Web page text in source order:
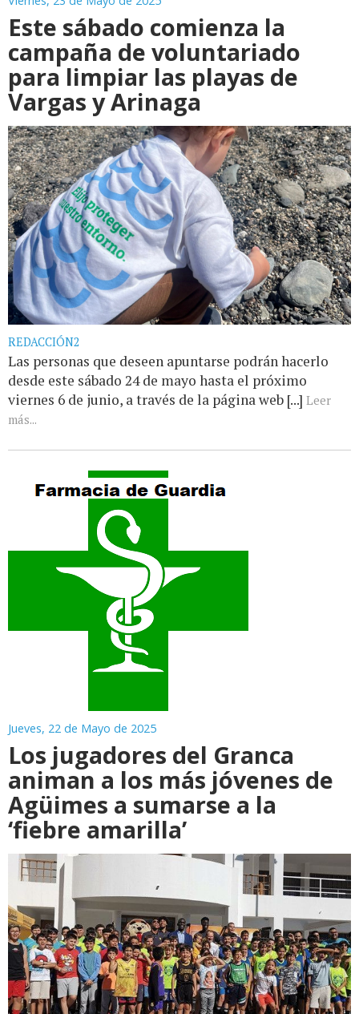
Este sábado comienza la
campaña de voluntariado
para limpiar las playas de
Vargas y Arinaga
REDACCIÓN2
Las personas que deseen apuntarse podrán hacerlo
desde este sábado 24 de mayo hasta el próximo
viernes 6 de junio, a través de la página web [...] Leer
más...
Jueves, 22 de Mayo de 2025
Los jugadores del Granca
animan a los más jóvenes de
Agüimes a sumarse a la
‘fiebre amarilla’